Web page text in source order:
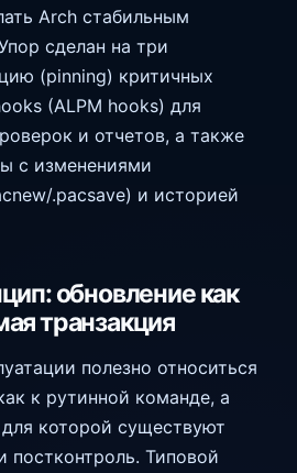
Arch стабильным
сделан на три
(pinning) критичных
(ALPM hooks) для
и отчетов, а также
с изменениями
.pacsave) и историей
обновление как
транзакция
полезно относиться
к рутинной команде, а
которой существуют
постконтроль. Типовой